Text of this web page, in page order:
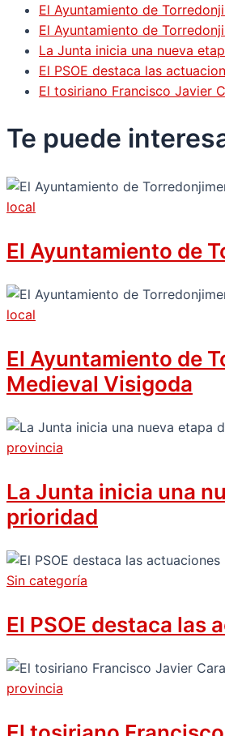
El Ayuntamiento de
El Ayuntamiento de
La Junta inicia una nueva
El PSOE destaca las
El tosiriano Francisco Javier
Te puede
local
El Ayuntamiento de
local
El Ayuntamiento de
Medieval Visigoda
provincia
La Junta inicia una
prioridad
Sin categoría
El PSOE destaca las
provincia